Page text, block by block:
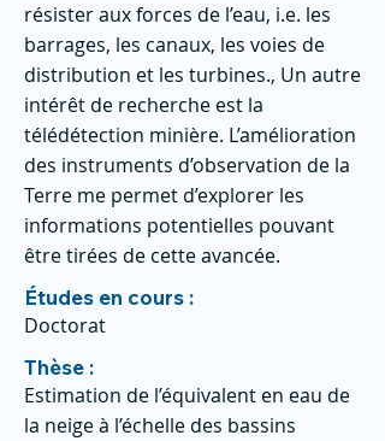
résister aux forces de l’eau, i.e. les
barrages, les canaux, les voies de
distribution et les turbines., Un autre
intérêt de recherche est la
télédétection minière. L’amélioration
des instruments d’observation de la
Terre me permet d’explorer les
informations potentielles pouvant
être tirées de cette avancée.
Études en cours :
Doctorat
Thèse :
Estimation de l’équivalent en eau de
la neige à l’échelle des bassins